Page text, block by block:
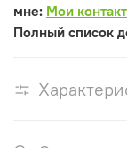
мне: Мои
Полный список